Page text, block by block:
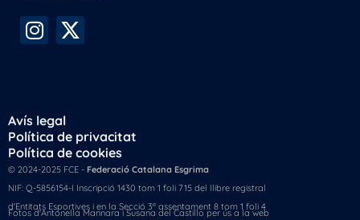
Avís legal
Política de privacitat
Política de cookies
© 2024-2025 FCE - Federació Catalana Esgrima
NIF: Q-5856154-I Inscripció 1430 tom 1 foli 715 del llibre registral
d'Entitats Esportives i en la Secció 3ª assentament 8 tom 1 foli 4
Fotos d'Antonella Mannara i Susana del Castillo per ús a la web